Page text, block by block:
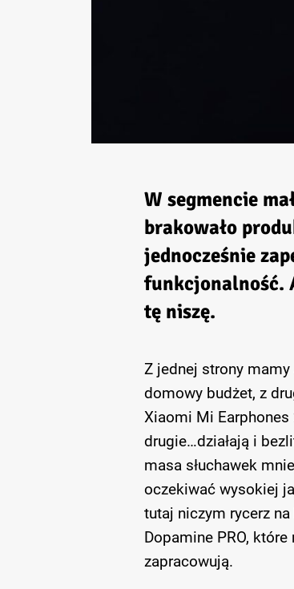
W segmencie
brakowało
jednocześnie
funkcjonalność.
tę niszę.
Z jednej strony
domowy budżet, z
Xiaomi Mi
drugie…działają i
masa słuchawek
oczekiwać wysokiej
tutaj niczym rycerz
Dopamine PRO,
zapracowują.